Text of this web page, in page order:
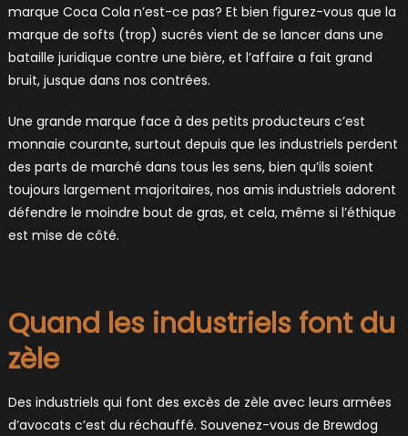
marque Coca Cola n’est-ce pas? Et bien figurez-vous que la
marque de softs (trop) sucrés vient de se lancer dans une
bataille juridique contre une bière, et l’affaire a fait grand
bruit, jusque dans nos contrées.
Une grande marque face à des petits producteurs c’est
monnaie courante, surtout depuis que les industriels perdent
des parts de marché dans tous les sens, bien qu’ils soient
toujours largement majoritaires, nos amis industriels adorent
défendre le moindre bout de gras, et cela, même si l’éthique
est mise de côté.
Quand les industriels font du
zèle
Des industriels qui font des excès de zèle avec leurs armées
d’avocats c’est du réchauffé. Souvenez-vous de Brewdog